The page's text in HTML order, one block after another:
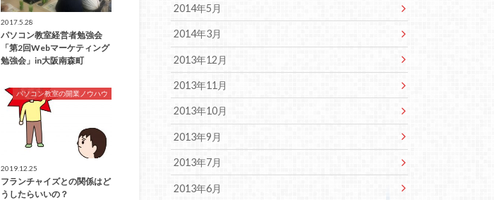
2017.5.28
パソコン教室経営者勉強会
「第2回Webマーケティング
勉強会」in大阪南森町
パソコン教室の開業ノウハウ
2019.12.25
フランチャイズとの関係はど
うしたらいいの？
2014年5月
2014年3月
2013年12月
2013年11月
2013年10月
2013年9月
2013年7月
2013年6月